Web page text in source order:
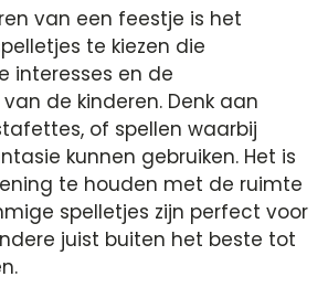
van een feestje is het
te kiezen die
interesses en de
de kinderen.​ Denk aan
of spellen waarbij
kunnen gebruiken.​ Het is
te houden met de ruimte
spelletjes zijn perfect voor
juist buiten het beste tot